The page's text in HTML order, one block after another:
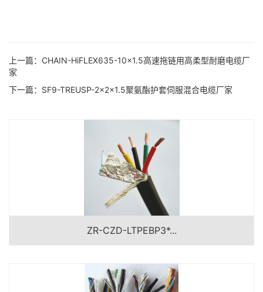
上一篇： CHAIN-HiFLEX635-10×1.5高速拖链用高柔型耐磨电缆厂
家
下一篇： SF9-TREUSP-2×2×1.5聚氨酯护套伺服混合电缆厂家
ZR-CZD-LTPEBP3*...